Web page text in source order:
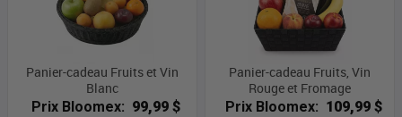
Panier-cadeau Fruits et Vin
Blanc
Prix Bloomex: 99,99 $
Panier-cadeau Fruits, Vin
Rouge et Fromage
Prix Bloomex: 109,99 $